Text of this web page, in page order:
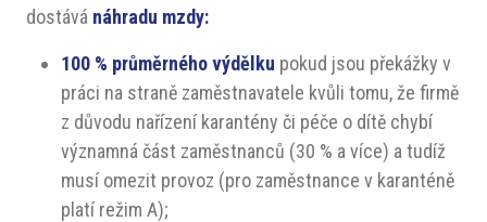
dostává náhradu mzdy:
100 % průměrného výdělku pokud jsou překážky v
práci na straně zaměstnavatele kvůli tomu, že firmě
z důvodu nařízení karantény či péče o dítě chybí
významná část zaměstnanců (30 % a více) a tudíž
musí omezit provoz (pro zaměstnance v karanténě
platí režim A);